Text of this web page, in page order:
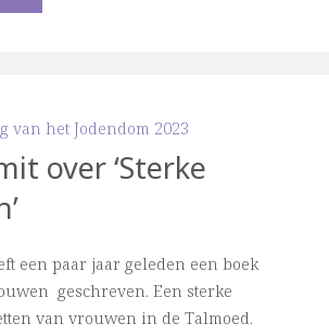
Dag
van
het
Jodendom
in
van het Jodendom 2023
over ‘Sterke
een paar jaar geleden een boek
geschreven. Een sterke
van vrouwen in de Talmoed.